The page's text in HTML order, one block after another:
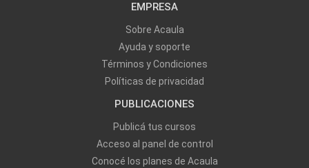
EMPRESA
Sobre Acaula
Ayuda y soporte
Términos y Condiciones
Políticas de privacidad
PUBLICACIONES
Publicá tus cursos
Acceso al panel de control
Conocé los planes de Acaula